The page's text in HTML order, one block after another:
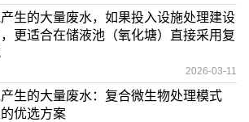
生的大量废水，如果投入设施处理建设
更适合在储液池（氧化塘）直接采用复
2026-03-11
生的大量废水：复合微生物处理模式
优选方案